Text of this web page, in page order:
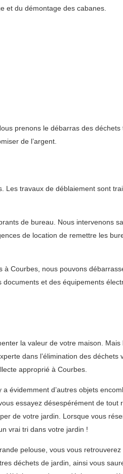
et du démontage des cabanes.
prenons le débarras des
de l’argent.
Les travaux de déblaiement sont
de bureau. Nous intervenons
de location de remettre les
Courbes, nous pouvons
et des équipements
la valeur de votre maison. Mais
dans l’élimination des déchets
approprié à Courbes.
d’autres objets
essayez désespérément de
de votre jardin. Lorsque vous
vrai tri dans votre jardin !
pelouse, vous vous retrouverez
déchets de jardin, ainsi vous